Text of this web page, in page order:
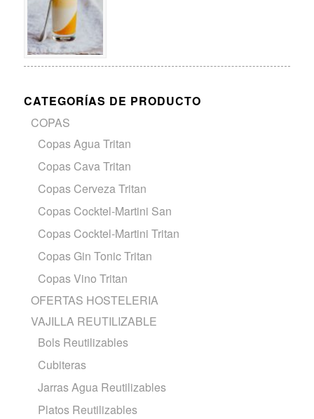
CATEGORÍAS DE PRODUCTO
COPAS
Copas Agua Tritan
Copas Cava Tritan
Copas Cerveza Tritan
Copas Cocktel-Martini San
Copas Cocktel-Martini Tritan
Copas Gin Tonic Tritan
Copas Vino Tritan
OFERTAS HOSTELERIA
VAJILLA REUTILIZABLE
Bols Reutilizables
Cubiteras
Jarras Agua Reutilizables
Platos Reutilizables